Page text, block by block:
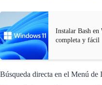
Instalar Bash en
completa y fácil
Búsqueda directa en el Menú de